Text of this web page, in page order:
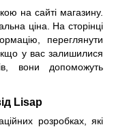
на сайті магазину.
ціна. На сторінці
переглянути
у вас залишилися
вони допоможуть
Lisap
розробках, які